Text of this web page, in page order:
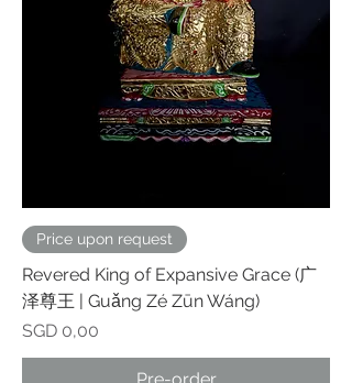
Price upon request
Revered King of Expansive Grace (广
泽尊王 | Guǎng Zé Zūn Wáng)
Prijs
SGD 0,00